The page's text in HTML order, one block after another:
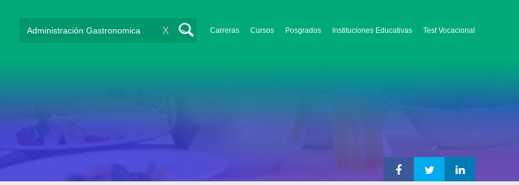
Carreras Cursos Posgrados Instituciones Educativas Test Vocacional
X